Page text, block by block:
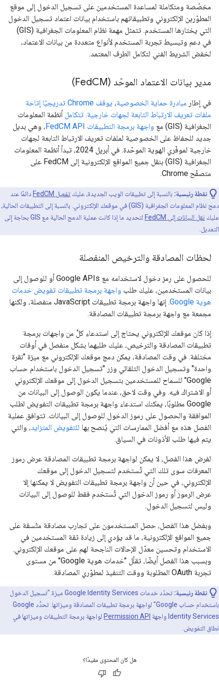
مخصّصة ومتكاملة لمساعدة المستخدمين على تسجيل الدخول إلى موقع
المطوّرين الإلكتروني وتطبيقاتهم باستخدام بيانات اعتماد تسجيل الدخول
التي يختارها المستخدم. تتمثل مهمة نظام المعلومات الجغرافية (GIS)
في دعم وتبسيط تجربة المستخدم لأنواع متعددة من بيانات الاعتماد،
لخفض الشريط الفني لتكامل الطرف المعتمد.
مدير بيانات الاعتماد الموحّد (FedCM)
في إطار مبادرة حماية الخصوصية،
يوقف Chrome تدريجيًا إتاحة
ملفات تعريف الارتباط التابعة لجهات خارجية. تتكامل أنظمة المعلومات
الجغرافية (GIS) مع
واجهة برمجة التطبيقات FedCM API
، وهي بديل
جديد للحفاظ على الخصوصية لملفات تعريف الارتباط التابعة لجهات
خارجية لموفّري الهوية الموحّدة. في أبريل 2024، تبدأ أنظمة المعلومات
الجغرافية (GIS) بنقل جميع المواقع الإلكترونية إلى FedCM على
متصفّح Chrome.
نقطة رئيسية: بالنسبة إلى تطبيقات الويب الجديدة، عليك تفعيل FedCM
دائمًا عند
دمج نظام المعلومات الجغرافية (GIS) في موقعك الإلكتروني. بالنسبة إلى التطبيقات الحالية،
عليك نقل البيانات إلى FedCM
لتحديد ما إذا كانت عملية الدمج الحالية مع GIS بحاجة إلى
التعديل.
لحظات المصادقة والترخيص المنفصلة
للحصول على رمز دخول لاستخدامه مع Google APIs أو للوصول إلى
بيانات المستخدمين، عليك طلب واجهة برمجة تطبيقات تفويض خدمات
هوية Google
. إنها واجهة برمجة تطبيقات JavaScript منفصلة، ولكنها
مجمعة مع واجهة برمجة تطبيقات المصادقة.
إذا كان موقعك الإلكتروني يحتاج إلى استدعاء كلٍّ من واجهات برمجة
تطبيقات المصادقة والترخيص، عليك طلبهما بشكل منفصل في أوقات
مختلفة. في وقت المصادقة، يمكن دمج موقعك الإلكتروني مع ميزة "نقرة
واحدة" وتسجيل الدخول التلقائي وزر "تسجيل الدخول باستخدام حساب
Google" للسماح للمستخدمين بتسجيل الدخول إلى موقعك الإلكتروني
أو الاشتراك فيه. وفي وقت لاحق، عندما يكون الوصول إلى البيانات من
Google مطلوبًا، يمكنك استدعاء واجهة برمجة تطبيقات التفويض لطلب
الموافقة والحصول على رموز الدخول للوصول إلى البيانات. تتوافق عملية
الفصل هذه مع أفضل الممارسات التي يُنصح بها للتفويض المتزايد، والتي
يتم فيها طلب الأذونات في السياق.
لفرض هذا الفصل، لا يمكن لواجهة برمجة تطبيقات المصادقة عرض رموز
المعرفات سوى تلك التي تُستخدم لتسجيل الدخول إلى موقعك
الإلكتروني، في حين أن واجهة برمجة تطبيقات التفويض لا يمكنها إلا
عرض الرموز أو رموز الدخول التي تُستخدم فقط للوصول إلى البيانات
وليس لتسجيل الدخول.
وبفضل هذا الفصل، حصل المستخدمون على تجارب مصادقة متّسقة على
جميع المواقع الإلكترونية، ما قد يؤدي إلى زيادة ثقة المستخدمين في
الاستخدام وتحسين معدّل الإحالات الناجحة لهم على موقعك الإلكتروني.
وبسبب هذا الفصل أيضًا، تقلّل "خدمات هوية Google" من مستوى
تجربة OAuth المطلوبة ووقت التنفيذ لمطوّري المصادقة.
نقطة رئيسية:
تحدّد خدمات Google Identity Services ميزة "تسجيل الدخول
باستخدام حساب Google" لواجهة برمجة تطبيقات المصادقة وميزاتها. تحدِّد Google
Identity Services واجهة
Permission API لواجهة برمجة التطبيقات وميزاتها في
نطاق التفويض.
هل كان المحتوى مفيدًا؟